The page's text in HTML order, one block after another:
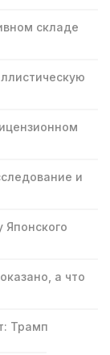
складе
и
Японского
а что
Трамп